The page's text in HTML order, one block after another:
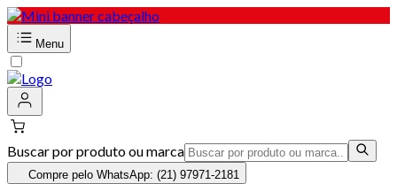
Menu
Buscar por produto ou marca
Compre pelo WhatsApp: (21) 97971-2181